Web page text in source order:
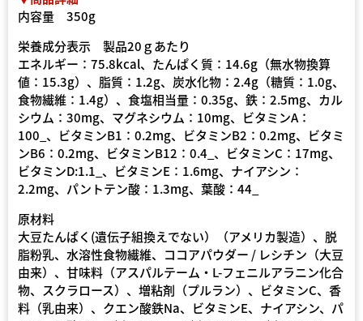
内容量 350g
栄養成分表示 製品20ｇあたり
エネルギー：75.8kcal、たんぱく質：14.6g（無水物換算
値：15.3g）、脂質：1.2g、炭水化物：2.4g（糖質：1.0g、
食物繊維：1.4g）、食塩相当量：0.35g、鉄：2.5mg、カル
シウム：30mg、マグネシウム：10mg、ビタミンA：
100_、ビタミンB1：0.2mg、ビタミンB2：0.2mg、ビタミ
ンB6：0.2mg、ビタミンB12：0.4_、ビタミンC：17mg、
ビタミンD:1.1_、ビタミンE：1.6mg、ナイアシン：
2.2mg、パントテン酸：1.3mg、葉酸：44_
原材料
大豆たんぱく(遺伝子組換えでない）（アメリカ製造）、脱
脂粉乳、水溶性食物繊維、ココアパウダー / レシチン（大豆
由来）、甘味料（アスパルテーム・L-フェニルアラニン化合
物、スクラロース）、増粘剤（プルラン）、ビタミンC、香
料（乳由来）、クエン酸鉄Na、ビタミンE、ナイアシン、パ